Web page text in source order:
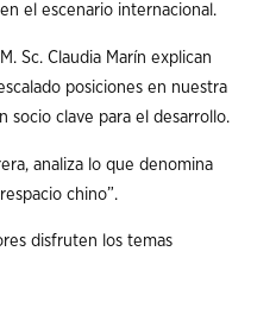
el escenario internacional.
Sc. Claudia Marín explican
posiciones en nuestra
socio clave para el desarrollo.
analiza lo que denomina
chino”.
disfruten los temas